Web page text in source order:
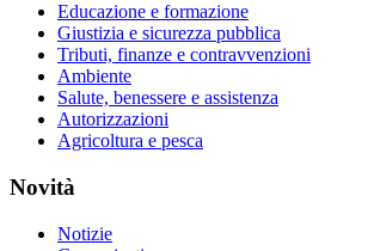
Educazione e formazione
Giustizia e sicurezza pubblica
Tributi, finanze e contravvenzioni
Ambiente
Salute, benessere e assistenza
Autorizzazioni
Agricoltura e pesca
Novità
Notizie